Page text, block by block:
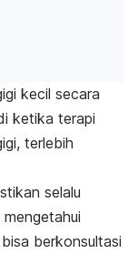
kecil secara
ketika terapi
terlebih
selalu
berkonsultasi